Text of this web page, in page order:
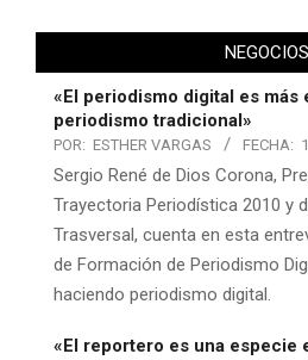
NEGOCIOS
«El periodismo digital es más
periodismo tradicional»
POR: ESTHER VARGAS FECHA:
Sergio René de Dios Corona,
Trayectoria Periodística 2010 y
Trasversal, cuenta en esta
de Formación de Periodismo
haciendo periodismo digital.
«El reportero es una especie